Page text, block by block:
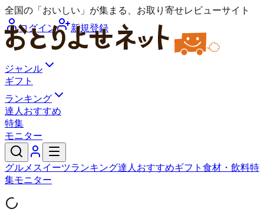
全国の「おいしい」が集まる、お取り寄せレビューサイト
ログイン
新規登録
ジャンル
ギフト
ランキング
達人おすすめ
特集
モニター
グルメ スイーツランキング達人おすすめギフト 食材・飲料特
集モニター